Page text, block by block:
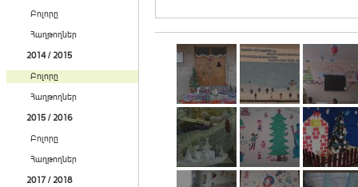
Բոլորը
Հաղթողներ
2014 / 2015
Բոլորը
Հաղթողներ
2015 / 2016
Բոլորը
Հաղթողներ
2017 / 2018